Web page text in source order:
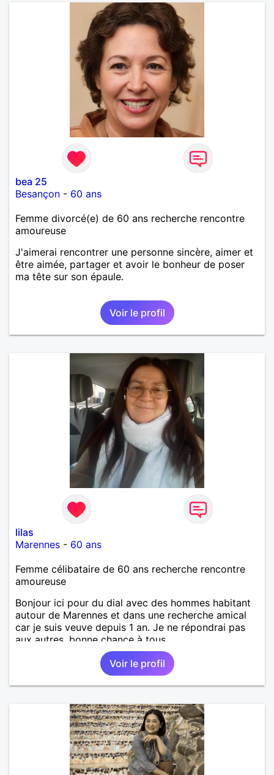
bea 25
Besançon - 60 ans
Femme divorcé(e) de 60 ans recherche rencontre
amoureuse
J'aimerai rencontrer une personne sincère, aimer et
être aimée, partager et avoir le bonheur de poser
ma tête sur son épaule.
Voir le profil
lilas
Marennes - 60 ans
Femme célibataire de 60 ans recherche rencontre
amoureuse
Bonjour ici pour du dial avec des hommes habitant
autour de Marennes et dans une recherche amical
car je suis veuve depuis 1 an. Je ne répondrai pas
aux autres, bonne chance à tous.
Voir le profil